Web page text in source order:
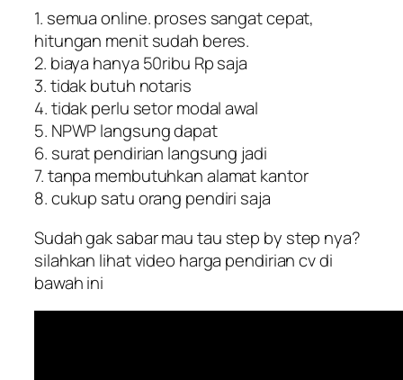
1. semua online. proses sangat cepat,
hitungan menit sudah beres.
2. biaya hanya 50ribu Rp saja
3. tidak butuh notaris
4. tidak perlu setor modal awal
5. NPWP langsung dapat
6. surat pendirian langsung jadi
7. tanpa membutuhkan alamat kantor
8. cukup satu orang pendiri saja
Sudah gak sabar mau tau step by step nya?
silahkan lihat video harga pendirian cv di
bawah ini